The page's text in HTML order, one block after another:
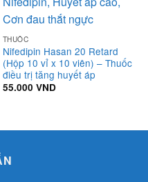
THUỐC
Nifedipin Hasan 20 Retard
(Hộp 10 vỉ x 10 viên) – Thuốc
điều trị tăng huyết áp
55.000 VND